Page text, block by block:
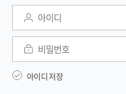
일반 로그인
아이디
비밀번호
아이디 저장